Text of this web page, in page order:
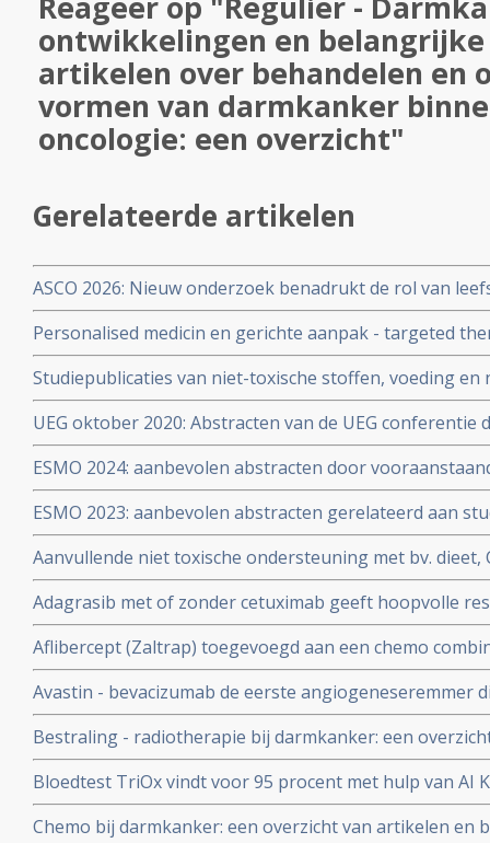
ontwikkelingen en belangrijke
artikelen over behandelen en
vormen van darmkanker
oncologie: een overzicht"
Gerelateerde artikelen
ASCO 2026: Nieuw onderzoek benadrukt de rol van
behandelstrategieën in de kankerzorg.
Personalised medicin en gerichte aanpak - targeted
receptoren en genmutaties bij vormen van
overzicht
Studiepublicaties van niet-toxische stoffen, voeding en
naast reguliere behandelingen bij darmkanker
literatuurlijst van arts-bioloog drs. E. Valstar
UEG oktober 2020: Abstracten van de UEG conferentie
oktober tot en met dinsdag 13 oktober 2020
ESMO 2024: aanbevolen abstracten door
specialisten gerelateerd aan studies bij
darmkanker, alvleesklierkanker, slokdarmkanker,
ESMO 2023: aanbevolen abstracten gerelateerd aan
waaronder alvleesklierkanker, darmkanker,
maagkanker, leverkanker door oncologen en medisch
Aanvullende niet toxische ondersteuning met bv.
yoga enz. naast reguliere behandelingen bij
overlijden met 26 procent op 5 jaar. copy 1
Adagrasib met of zonder cetuximab geeft hoopvolle
darmkanker met gemuteerde KRAS G12C
Aflibercept (Zaltrap) toegevoegd aan een chemo
leucovorine en irinotecan (FOLFIRI) verbetert de
1,5 maand copy 1
Avastin - bevacizumab de eerste angiogeneseremmer
eerste lijn behandeling bij darmkanker. Lees alles over
later Avastin - bevacizumab zijn status van
borstkanker
Bestraling - radiotherapie bij darmkanker: een
studies
Bloedtest TriOx vindt voor 95 procent met hulp van AI
kanker met solide tumoren in studievergelijking met
vastgestelde kanker. copy 1
Chemo bij darmkanker: een overzicht van artikelen en